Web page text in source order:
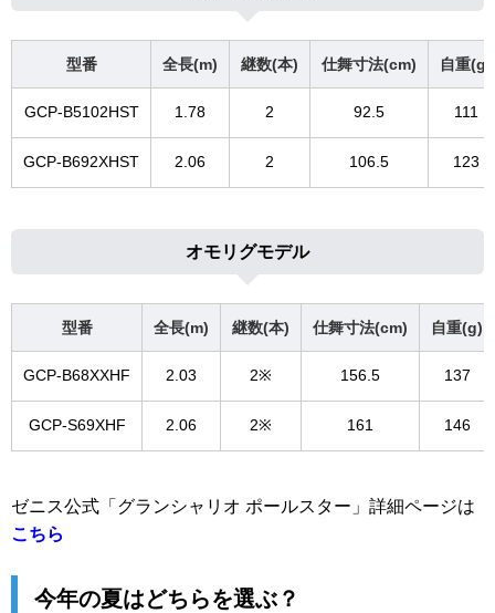
型番 全長(m) 継数(本) 仕舞寸法(cm) 自重(g)
GCP-B5102HST 1.78 2 92.5 111
GCP-B692XHST 2.06 2 106.5 123
オモリグモデル
型番 全長(m) 継数(本) 仕舞寸法(cm) 自重(g)
GCP-B68XXHF 2.03 2※ 156.5 137
GCP-S69XHF 2.06 2※ 161 146
ゼニス公式「グランシャリオ ポールスター」詳細ページは
こちら
今年の夏はどちらを選ぶ？